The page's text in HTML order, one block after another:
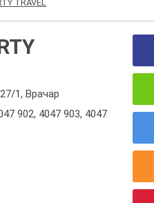
TRAVEL
1, Врачар
902, 4047 903, 4047